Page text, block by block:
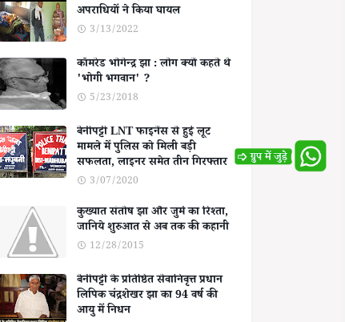
अपराधियों ने किया घायल
3/13/2022
कॉमरेड भोगेन्द्र झा : लोग क्यों कहते थे
'भोगी भगवान' ?
5/23/2018
बेनीपट्टी LNT फाइनेंस से हुई लूट
मामले में पुलिस को मिली बड़ी
सफलता, लाइनर समेत तीन गिरफ्तार
3/07/2020
कुख्यात संतोष झा और जुर्म का रिश्ता,
जानिये शुरुआत से अब तक की कहानी
12/28/2015
बेनीपट्टी के प्रतिष्ठित सेवानिवृत्त प्रधान
लिपिक चंद्रशेखर झा का 94 वर्ष की
आयु में निधन